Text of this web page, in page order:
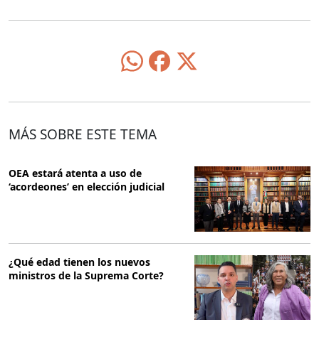
MÁS SOBRE ESTE TEMA
OEA estará atenta a uso de
‘acordeones’ en elección judicial
¿Qué edad tienen los nuevos
ministros de la Suprema Corte?